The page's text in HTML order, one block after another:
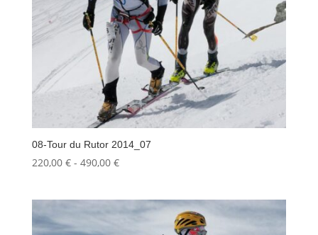
08-Tour du Rutor 2014_07
220,00 € - 490,00 €Fascia